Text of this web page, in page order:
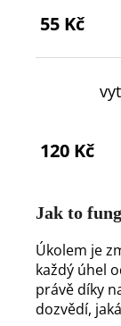
55 Kč
120 Kč
Jak to
Úkolem je
každý úhel
právě díky
dozvědí,